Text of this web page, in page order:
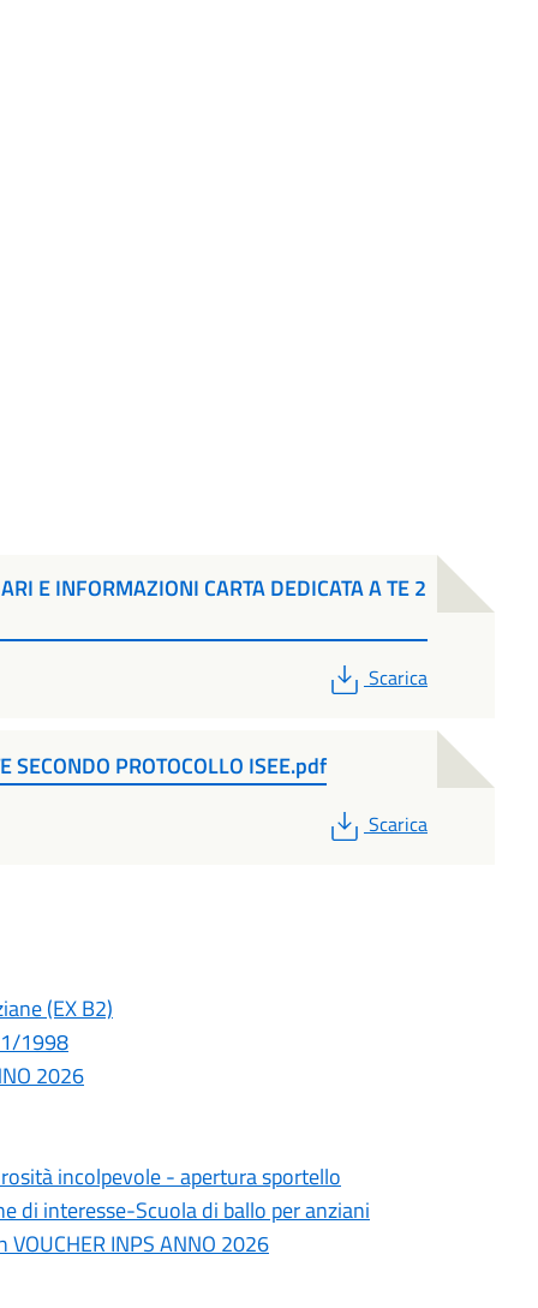
E INFORMAZIONI CARTA DEDICATA A TE 2
PDF
Scarica
SECONDO PROTOCOLLO ISEE.pdf
PDF
Scarica
(EX B2)
1998
2026
incolpevole - apertura sportello
di interesse-Scuola di ballo per anziani
INPS ANNO 2026